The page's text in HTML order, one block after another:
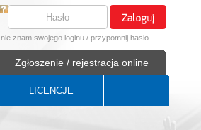
nie znam swojego loginu / przypomnij hasło
Zgłoszenie / rejestracja online
LICENCJE